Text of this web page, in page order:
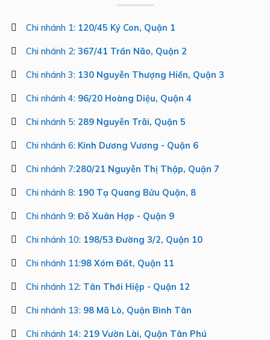
Chi nhánh 1: 120/45 Ký Con, Quận 1
Chi nhánh 2: 367/41 Trần Não, Quận 2
Chi nhánh 3: 130 Nguyễn Thượng Hiền, Quận 3
Chi nhánh 4: 96/20 Hoàng Diệu, Quận 4
Chi nhánh 5: 289 Nguyễn Trãi, Quận 5
Chi nhánh 6: Kinh Dương Vương - Quận 6
Chi nhánh 7:280/21 Nguyễn Thị Thập, Quận 7
Chi nhánh 8: 190 Tạ Quang Bửu Quận, 8
Chi nhánh 9: Đỗ Xuân Hợp - Quận 9
Chi nhánh 10: 198/53 Đường 3/2, Quận 10
Chi nhánh 11:98 Xóm Đất, Quận 11
Chi nhánh 12: Tân Thới Hiệp - Quận 12
Chi nhánh 13: 98 Mã Lò, Quận Bình Tân
Chi nhánh 14: 219 Vườn Lài, Quận Tân Phú